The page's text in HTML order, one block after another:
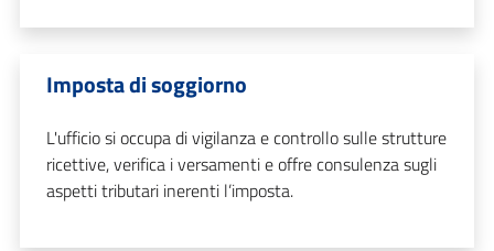
Imposta di soggiorno
L'ufficio si occupa di vigilanza e controllo sulle strutture
ricettive, verifica i versamenti e offre consulenza sugli
aspetti tributari inerenti l’imposta.